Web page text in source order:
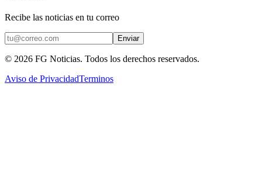
Recibe las noticias en tu correo
Enviar
© 2026 FG Noticias. Todos los derechos reservados.
Aviso de PrivacidadTerminos